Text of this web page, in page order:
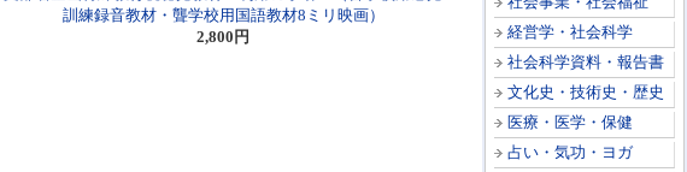
経営学・社会科学
社会科学資料・報告書
文化史・技術史・歴史
医療・医学・保健
占い・気功・ヨガ
訓練録音教材・聾学校用国語教材8ミリ映画）
2,800円